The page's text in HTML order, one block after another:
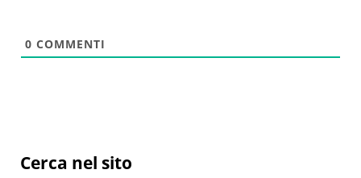
0 COMMENTI
Sidebar
Cerca nel sito